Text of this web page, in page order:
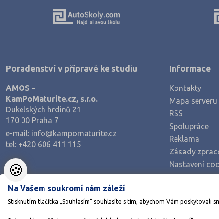
Zemědělství a lesnictví
Policejní a vojenské obory
Právo
Zdravotnické obory
Pedagogika a sociální péče
Umělecké obory
Šance na přijetí
Poradenství v přípravě ke studiu
AMOS -
KamPoMaturite.cz, s.r.o.
Dukelských hrdinů 21
170 00 Praha 7
e-mail: info@kampomaturite.cz
tel: +420 606 411 115
Informace
Kontakty
Mapa serveru
RSS
Spolupráce
Reklama
Zásady
Nastavení
🍪
Na Vašem soukromí nám záleží
Stisknutím tlačítka „Souhlasím“ souhlasíte s tím, abychom Vám poskytovali